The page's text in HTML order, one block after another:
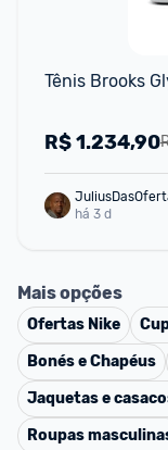
Tênis Brooks
R$1.234,90
há 3 d
Mais opções
Ofertas Nike
Bonés e Chapéus
Jaquetas e
Roupas